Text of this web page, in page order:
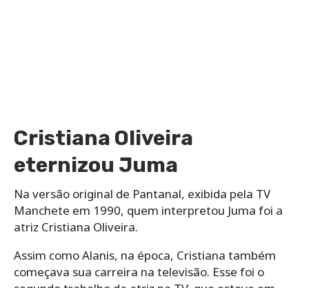
Cristiana Oliveira
eternizou Juma
Na versão original de Pantanal, exibida pela TV
Manchete em 1990, quem interpretou Juma foi a
atriz Cristiana Oliveira.
Assim como Alanis, na época, Cristiana também
começava sua carreira na televisão. Esse foi o